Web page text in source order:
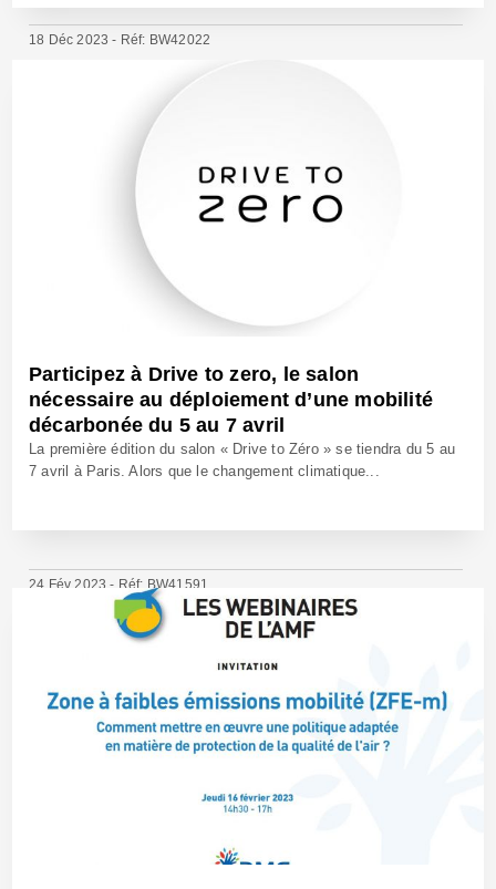
18 Déc 2023 - Réf: BW42022
Participez à Drive to zero, le salon
nécessaire au déploiement d’une mobilité
décarbonée du 5 au 7 avril
La première édition du salon « Drive to Zéro » se tiendra du 5 au
7 avril à Paris. Alors que le changement climatique...
24 Fév 2023 - Réf: BW41591